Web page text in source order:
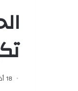
18 أكتوبر، 2012